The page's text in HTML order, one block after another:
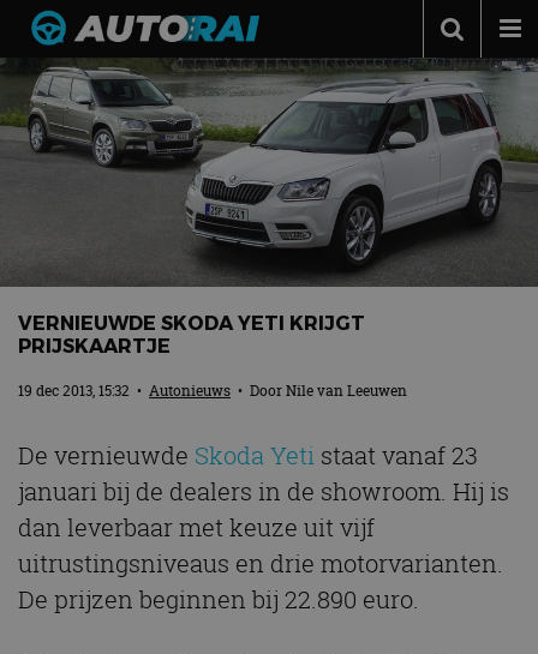
Autonieuws
Podcast
Autotests
Adverteren
MotorRAI.nl
VERNIEUWDE SKODA YETI KRIJGT
PRIJSKAARTJE
19 dec 2013, 15:32 • Autonieuws • DoorNile van Leeuwen
De vernieuwde Skoda Yeti staat vanaf 23
januari bij de dealers in de showroom. Hij is
dan leverbaar met keuze uit vijf
uitrustingsniveaus en drie motorvarianten.
De prijzen beginnen bij 22.890 euro.